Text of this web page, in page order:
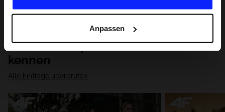
Anpassen
Lernen Sie Sport von Grund auf
kennen
Alle Einträge überprüfen